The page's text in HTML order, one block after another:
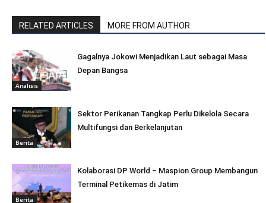
RELATED ARTICLES MORE FROM AUTHOR
Analisis
Gagalnya Jokowi Menjadikan Laut sebagai Masa
Depan Bangsa
Berita
Sektor Perikanan Tangkap Perlu Dikelola Secara
Multifungsi dan Berkelanjutan
Berita
Kolaborasi DP World – Maspion Group Membangun
Terminal Petikemas di Jatim